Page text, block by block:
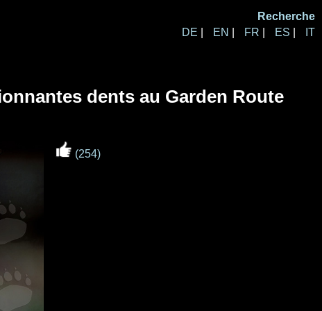
Recherche
DE
EN FR ES IT
dents au Garden Route
(254)